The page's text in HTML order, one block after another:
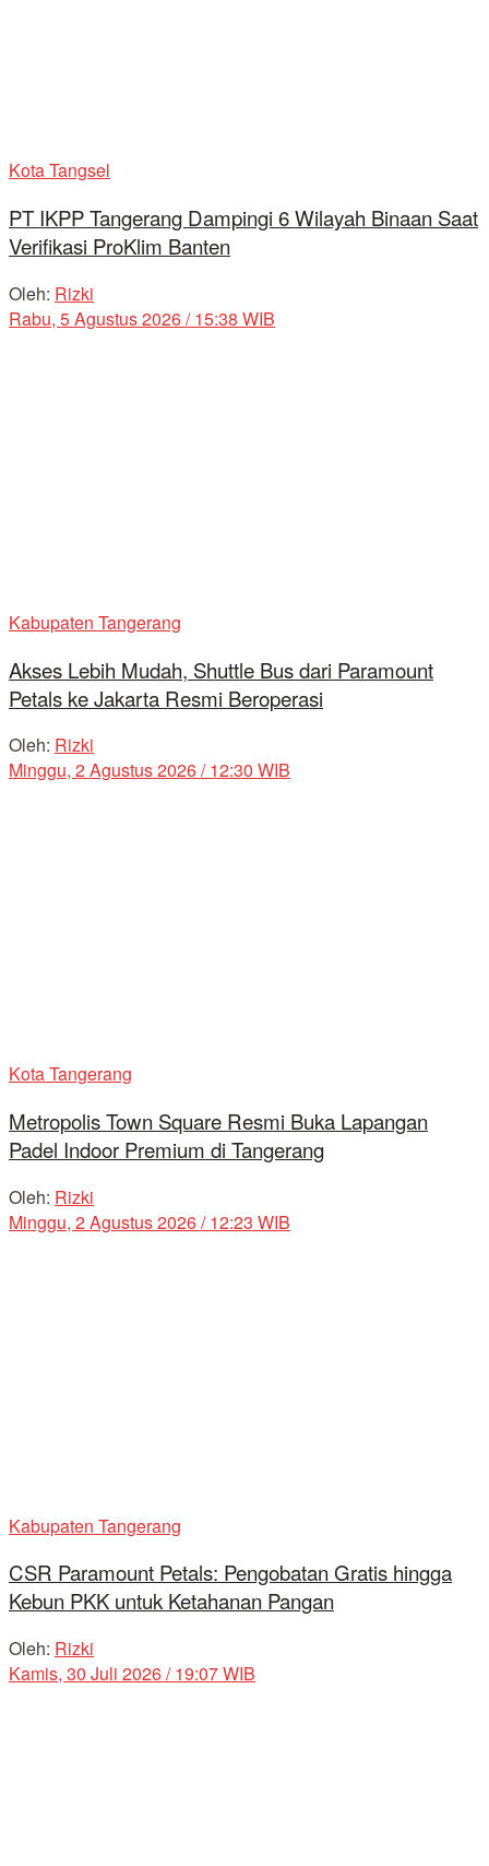
Kota Tangsel
PT IKPP Tangerang Dampingi 6 Wilayah Binaan Saat
Verifikasi ProKlim Banten
Oleh: Rizki
Rabu, 5 Agustus 2026 / 15:38 WIB
Kabupaten Tangerang
Akses Lebih Mudah, Shuttle Bus dari Paramount
Petals ke Jakarta Resmi Beroperasi
Oleh: Rizki
Minggu, 2 Agustus 2026 / 12:30 WIB
Kota Tangerang
Metropolis Town Square Resmi Buka Lapangan
Padel Indoor Premium di Tangerang
Oleh: Rizki
Minggu, 2 Agustus 2026 / 12:23 WIB
Kabupaten Tangerang
CSR Paramount Petals: Pengobatan Gratis hingga
Kebun PKK untuk Ketahanan Pangan
Oleh: Rizki
Kamis, 30 Juli 2026 / 19:07 WIB